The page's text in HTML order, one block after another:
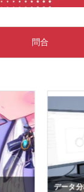
問合
データ